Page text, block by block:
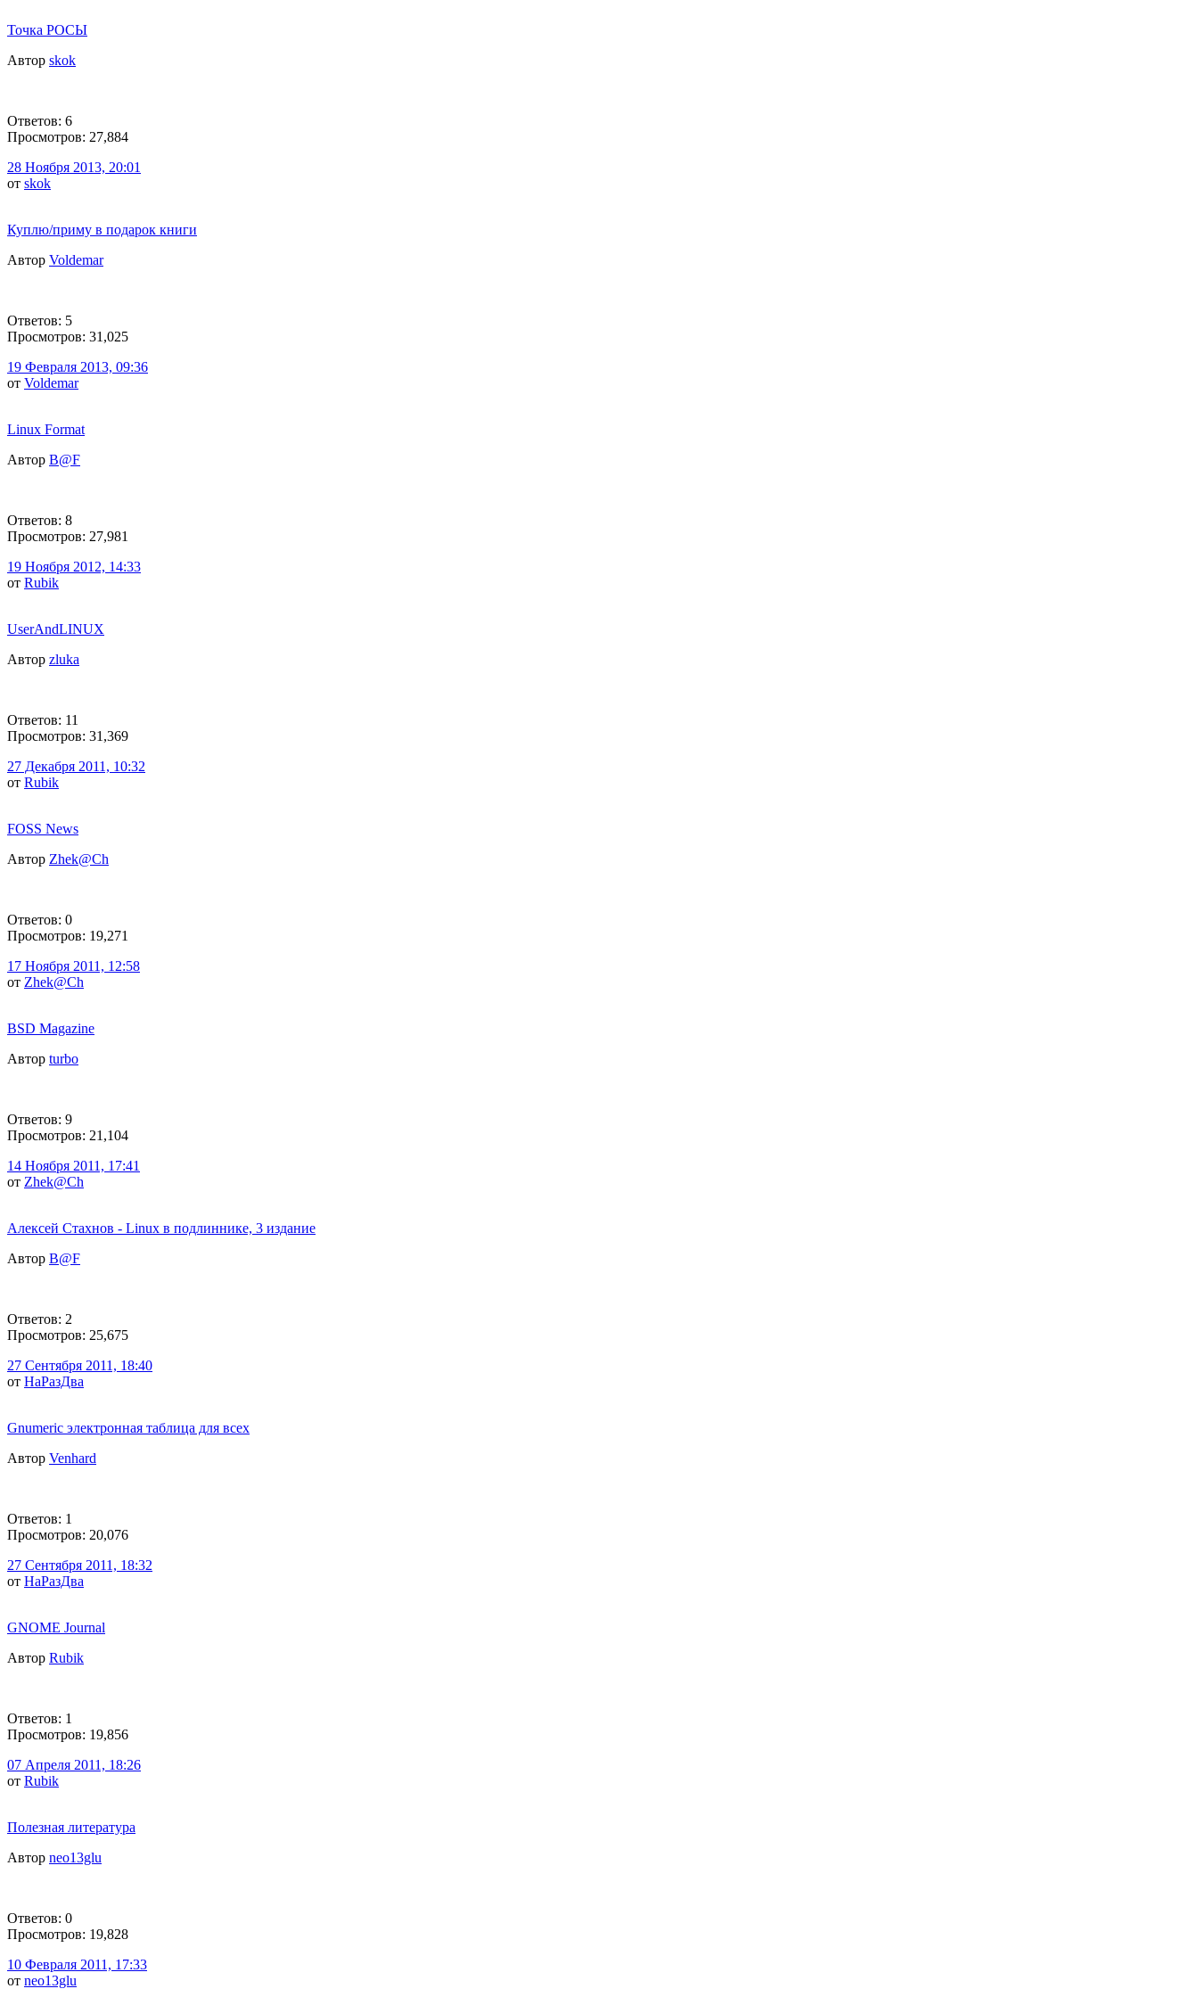
Точка РОСЫ
Автор skok
Ответов: 6
Просмотров: 27,884
28 Ноября 2013, 20:01
от skok
Куплю/приму в подарок книги
Автор Voldemar
Ответов: 5
Просмотров: 31,025
19 Февраля 2013, 09:36
от Voldemar
Linux Format
Автор B@F
Ответов: 8
Просмотров: 27,981
19 Ноября 2012, 14:33
от Rubik
UserAndLINUX
Автор zluka
Ответов: 11
Просмотров: 31,369
27 Декабря 2011, 10:32
от Rubik
FOSS News
Автор Zhek@Ch
Ответов: 0
Просмотров: 19,271
17 Ноября 2011, 12:58
от Zhek@Ch
BSD Magazine
Автор turbo
Ответов: 9
Просмотров: 21,104
14 Ноября 2011, 17:41
от Zhek@Ch
Алексей Стахнов - Linux в подлиннике, 3 издание
Автор B@F
Ответов: 2
Просмотров: 25,675
27 Сентября 2011, 18:40
от НаРазДва
Gnumeric электронная таблица для всех
Автор Venhard
Ответов: 1
Просмотров: 20,076
27 Сентября 2011, 18:32
от НаРазДва
GNOME Journal
Автор Rubik
Ответов: 1
Просмотров: 19,856
07 Апреля 2011, 18:26
от Rubik
Полезная литература
Автор neo13glu
Ответов: 0
Просмотров: 19,828
10 Февраля 2011, 17:33
от neo13glu